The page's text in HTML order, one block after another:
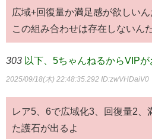
広域+回復量か満足感が欲しい
この組み合わせは存在しないん
303 以下、5ちゃんねるからVIP
2025/09/18(木) 22:48:35.292 ID:zwVHDaiV0
レア5、6で広域化3、回復量2、
た護石が出るよ